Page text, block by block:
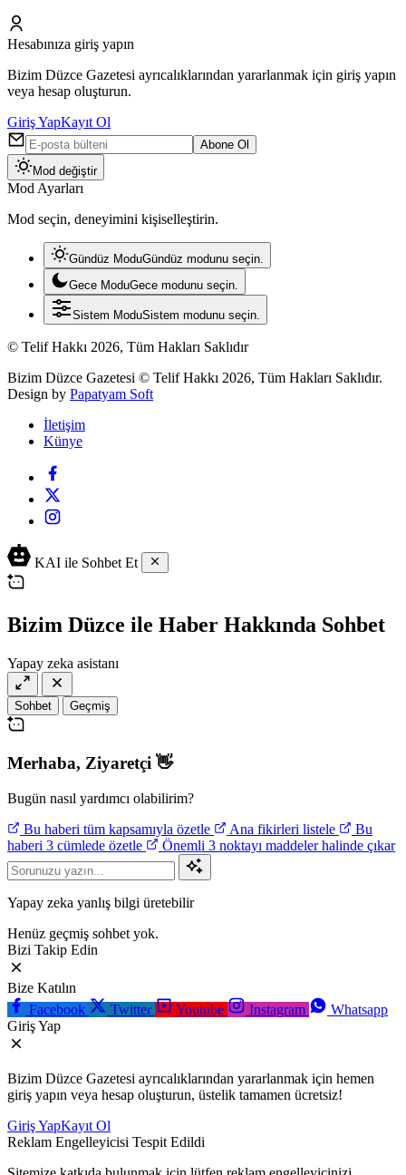
Hesabınıza giriş yapın
Bizim Düzce Gazetesi ayrıcalıklarından yararlanmak için giriş yapın
veya hesap oluşturun.
Giriş YapKayıt Ol
Abone Ol
Mod değiştir
Mod Ayarları
Mod seçin, deneyimini kişiselleştirin.
Gündüz ModuGündüz modunu seçin.
Gece ModuGece modunu seçin.
Sistem ModuSistem modunu seçin.
© Telif Hakkı 2026, Tüm Hakları Saklıdır
Bizim Düzce Gazetesi © Telif Hakkı 2026, Tüm Hakları Saklıdır.
Design by Papatyam Soft
İletişim
Künye
KAI ile Sohbet Et
Bizim Düzce ile Haber Hakkında Sohbet
Yapay zeka asistanı
Sohbet Geçmiş
Merhaba, Ziyaretçi 👋
Bugün nasıl yardımcı olabilirim?
Bu haberi tüm kapsamıyla özetle
Ana fikirleri listele
Bu
haberi 3 cümlede özetle
Önemli 3 noktayı maddeler halinde çıkar
Yapay zeka yanlış bilgi üretebilir
Henüz geçmiş sohbet yok.
Bizi Takip Edin
Bize Katılın
Facebook
Twitter Youtube Instagram
Whatsapp
Giriş Yap
Bizim Düzce Gazetesi ayrıcalıklarından yararlanmak için hemen
giriş yapın veya hesap oluşturun, üstelik tamamen ücretsiz!
Giriş YapKayıt Ol
Reklam Engelleyicisi Tespit Edildi